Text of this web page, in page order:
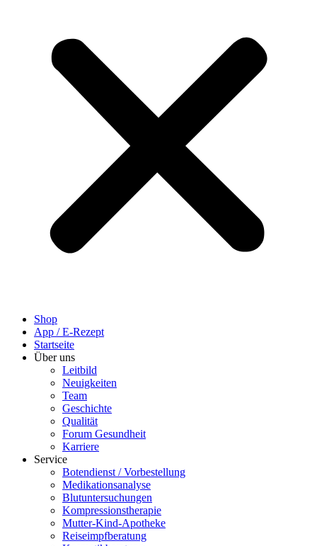
Shop
App / E-Rezept
Startseite
Über uns
Leitbild
Neuigkeiten
Team
Geschichte
Qualität
Forum Gesundheit
Karriere
Service
Botendienst / Vorbestellung
Medikationsanalyse
Blutuntersuchungen
Kompressionstherapie
Mutter-Kind-Apotheke
Reiseimpfberatung